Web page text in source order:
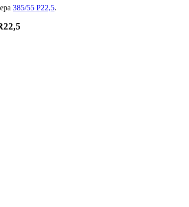
385/55 Р22,5.